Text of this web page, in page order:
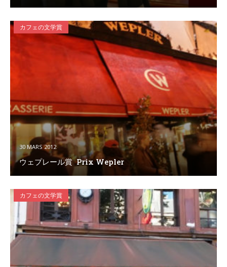
カフェの文学賞
30 MARS 2012
ウェプレール賞 Prix Wepler
カフェの文学賞